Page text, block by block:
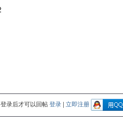
录后才可以回帖登录 | 立即注册